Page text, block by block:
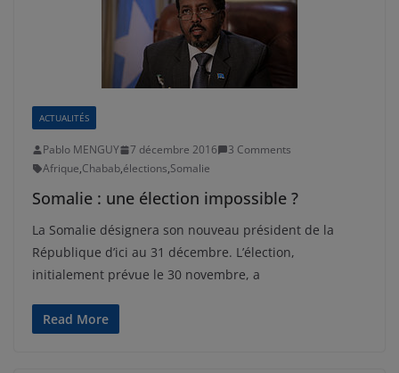
ACTUALITÉS
Pablo MENGUY 7 décembre 2016
3 Comments
Afrique,Chabab,élections,Somalie
Somalie : une élection impossible ?
La Somalie désignera son nouveau président de la
République d’ici au 31 décembre. L’élection,
initialement prévue le 30 novembre, a
Read More